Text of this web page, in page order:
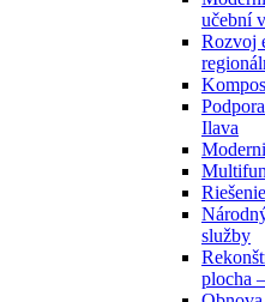
učební
Rozvoj
Ilava
služby
plocha